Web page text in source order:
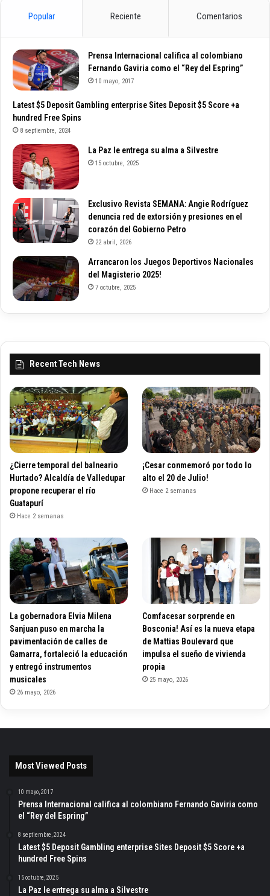
Popular Reciente Comentarios
Prensa Internacional califica al colombiano
Fernando Gaviria como el “Rey del Espring”
10 mayo, 2017
Latest $5 Deposit Gambling enterprise Sites Deposit $5 Score +a
hundred Free Spins
8 septiembre, 2024
La Paz le entrega su alma a Silvestre
15 octubre, 2025
Exclusivo Revista SEMANA: Angie Rodríguez
denuncia red de extorsión y presiones en el
corazón del Gobierno Petro
22 abril, 2026
Arrancaron los Juegos Deportivos Nacionales
del Magisterio 2025!
7 octubre, 2025
Recent Tech News
¿Cierre temporal del balneario
Hurtado? Alcaldía de Valledupar
propone recuperar el río
Guatapurí
Hace 2 semanas
¡Cesar conmemoró por todo lo
alto el 20 de Julio!
Hace 2 semanas
La gobernadora Elvia Milena
Sanjuan puso en marcha la
pavimentación de calles de
Gamarra, fortaleció la educación
y entregó instrumentos
musicales
26 mayo, 2026
Comfacesar sorprende en
Bosconia! Así es la nueva etapa
de Mattias Boulevard que
impulsa el sueño de vivienda
propia
25 mayo, 2026
Most Viewed Posts
10 mayo, 2017
Prensa Internacional califica al colombiano Fernando Gaviria como
el “Rey del Espring”
8 septiembre, 2024
Latest $5 Deposit Gambling enterprise Sites Deposit $5 Score +a
hundred Free Spins
15 octubre, 2025
La Paz le entrega su alma a Silvestre